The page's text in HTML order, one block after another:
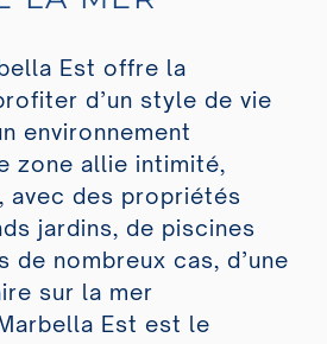
Est offre la
d’un style de vie
environnement
zone allie intimité,
avec des propriétés
jardins, de piscines
de nombreux cas, d’une
sur la mer
Est est le